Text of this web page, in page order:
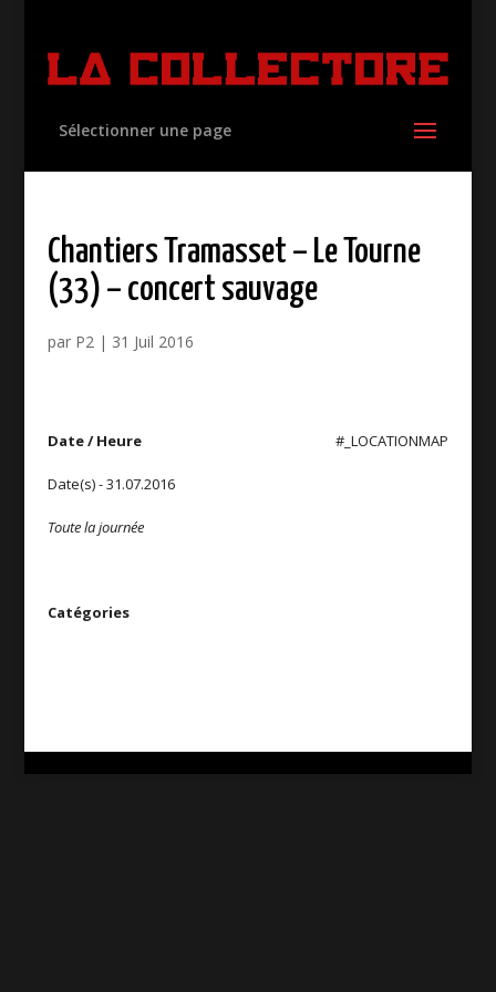
Sélectionner une page
Chantiers Tramasset – Le Tourne
(33) – concert sauvage
par P2| 31 Juil 2016
#_LOCATIONMAP
Date / Heure
Date(s) - 31.07.2016
Toute la journée
Catégories